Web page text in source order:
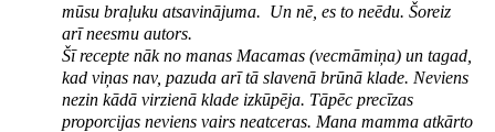
mūsu braļuku atsavinājuma. Un nē, es to neēdu. Šoreiz
arī neesmu autors.
Šī recepte nāk no manas Macamas (vecmāmiņa) un tagad,
kad viņas nav, pazuda arī tā slavenā brūnā klade. Neviens
nezin kādā virzienā klade izkūpēja. Tāpēc precīzas
proporcijas neviens vairs neatceras. Mana mamma atkārto